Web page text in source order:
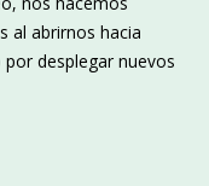
al abrirnos hacia
desplegar nuevos